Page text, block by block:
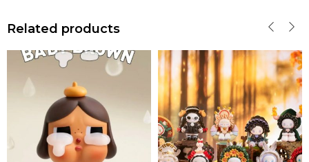
Related products